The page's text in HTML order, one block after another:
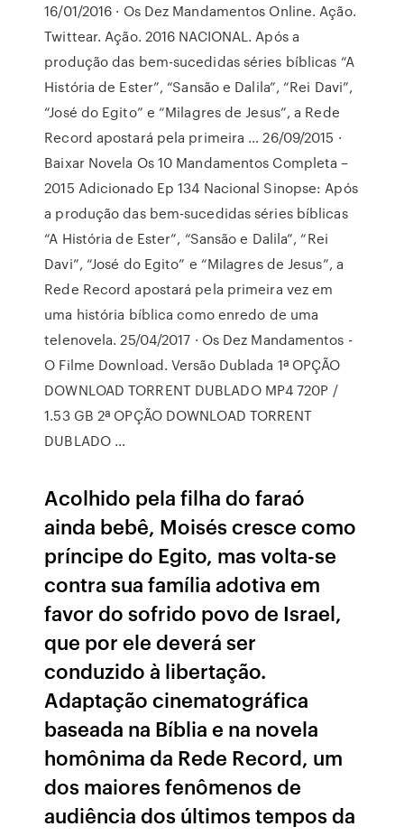
16/01/2016 · Os Dez Mandamentos Online. Ação.
Twittear. Ação. 2016 NACIONAL. Após a
produção das bem-sucedidas séries bíblicas “A
História de Ester”, “Sansão e Dalila”, “Rei Davi”,
“José do Egito” e “Milagres de Jesus”, a Rede
Record apostará pela primeira … 26/09/2015 ·
Baixar Novela Os 10 Mandamentos Completa –
2015 Adicionado Ep 134 Nacional Sinopse: Após
a produção das bem-sucedidas séries bíblicas
“A História de Ester”, “Sansão e Dalila”, “Rei
Davi”, “José do Egito” e “Milagres de Jesus”, a
Rede Record apostará pela primeira vez em
uma história bíblica como enredo de uma
telenovela. 25/04/2017 · Os Dez Mandamentos -
O Filme Download. Versão Dublada 1ª OPÇÃO
DOWNLOAD TORRENT DUBLADO MP4 720P /
1.53 GB 2ª OPÇÃO DOWNLOAD TORRENT
DUBLADO …
Acolhido pela filha do faraó
ainda bebê, Moisés cresce como
príncipe do Egito, mas volta-se
contra sua família adotiva em
favor do sofrido povo de Israel,
que por ele deverá ser
conduzido à libertação.
Adaptação cinematográfica
baseada na Bíblia e na novela
homônima da Rede Record, um
dos maiores fenômenos de
audiência dos últimos tempos da